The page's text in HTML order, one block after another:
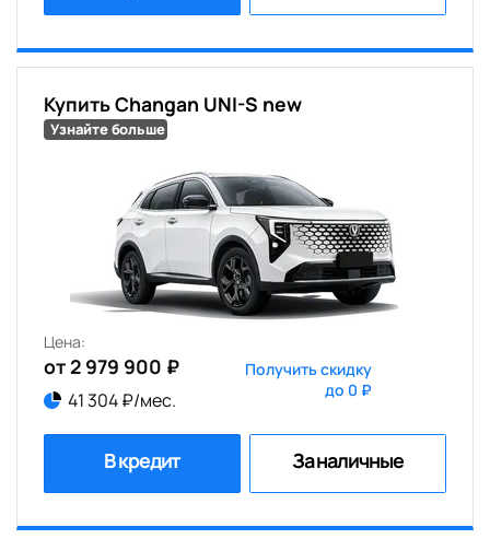
Купить Changan UNI-S new
Узнайте больше
Цена:
от 2 979 900 ₽
41 304 ₽/мес.
Получить скидку
до 0 ₽
В кредит За наличные